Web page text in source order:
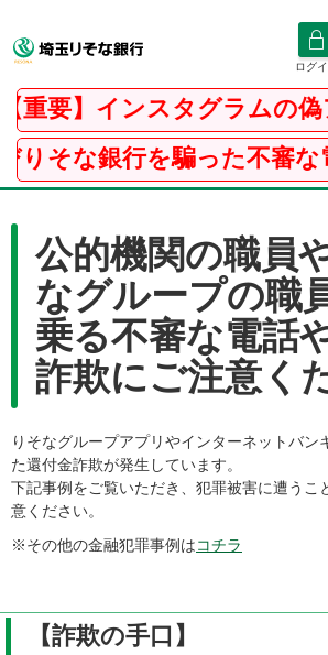
ログ
要】インスタグラムの偽
そな銀行を騙った不審な
公的機関の職員
なグループの職
乗る不審な電話
詐欺にご注意く
りそなグループアプリやインターネットバン
た還付金詐欺が発生しています。
下記事例をご覧いただき、犯罪被害に遭うこ
意ください。
※その他の金融犯罪事例はコチラ
【詐欺の手口】